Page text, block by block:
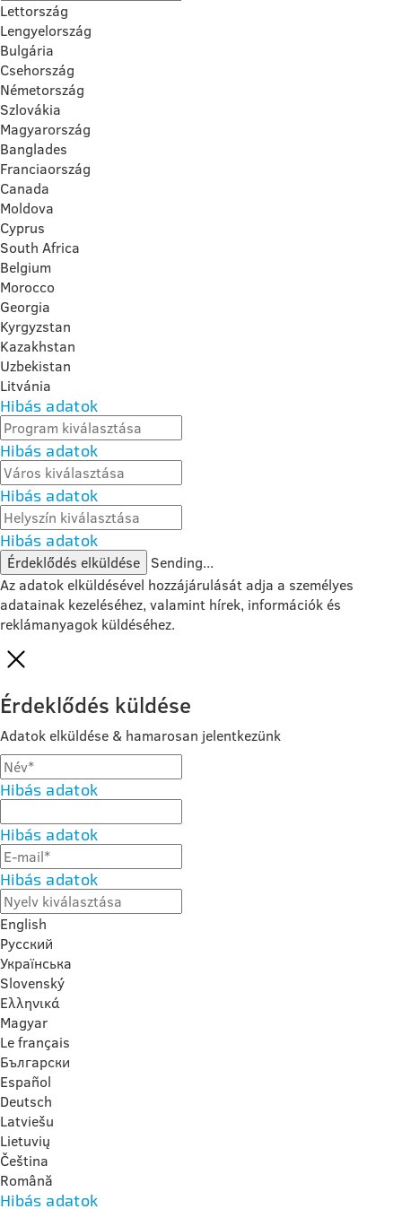
Lettország
Lengyelország
Bulgária
Csehország
Németország
Szlovákia
Magyarország
Banglades
Franciaország
Canada
Moldova
Cyprus
South Africa
Belgium
Morocco
Georgia
Kyrgyzstan
Kazakhstan
Uzbekistan
Litvánia
Hibás adatok
Hibás adatok
Hibás adatok
Hibás adatok
Érdeklődés elküldése Sending...
Az adatok elküldésével hozzájárulását adja a személyes
adatainak kezeléséhez, valamint hírek, információk és
reklámanyagok küldéséhez.
Érdeklődés küldése
Adatok elküldése & hamarosan jelentkezünk
Hibás adatok
Hibás adatok
Hibás adatok
English
Русский
Українська
Slovenský
Ελληνικά
Magyar
Le français
Български
Español
Deutsch
Latviešu
Lietuvių
Čeština
Română
Hibás adatok